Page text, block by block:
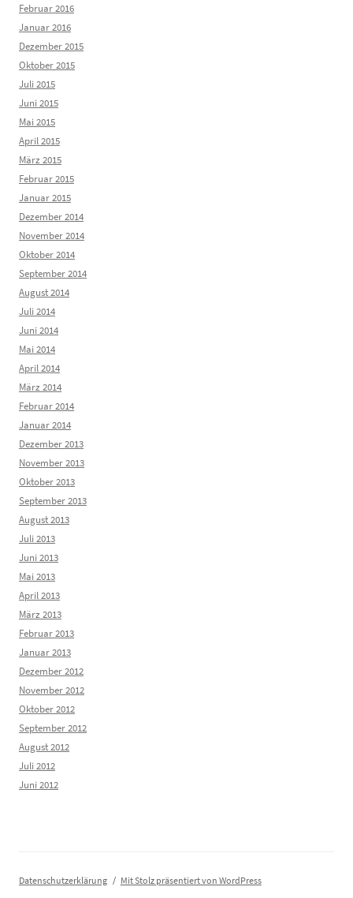
Februar 2016
Januar 2016
Dezember 2015
Oktober 2015
Juli 2015
Juni 2015
Mai 2015
April 2015
März 2015
Februar 2015
Januar 2015
Dezember 2014
November 2014
Oktober 2014
September 2014
August 2014
Juli 2014
Juni 2014
Mai 2014
April 2014
März 2014
Februar 2014
Januar 2014
Dezember 2013
November 2013
Oktober 2013
September 2013
August 2013
Juli 2013
Juni 2013
Mai 2013
April 2013
März 2013
Februar 2013
Januar 2013
Dezember 2012
November 2012
Oktober 2012
September 2012
August 2012
Juli 2012
Juni 2012
Datenschutzerklärung Mit Stolz präsentiert von WordPress